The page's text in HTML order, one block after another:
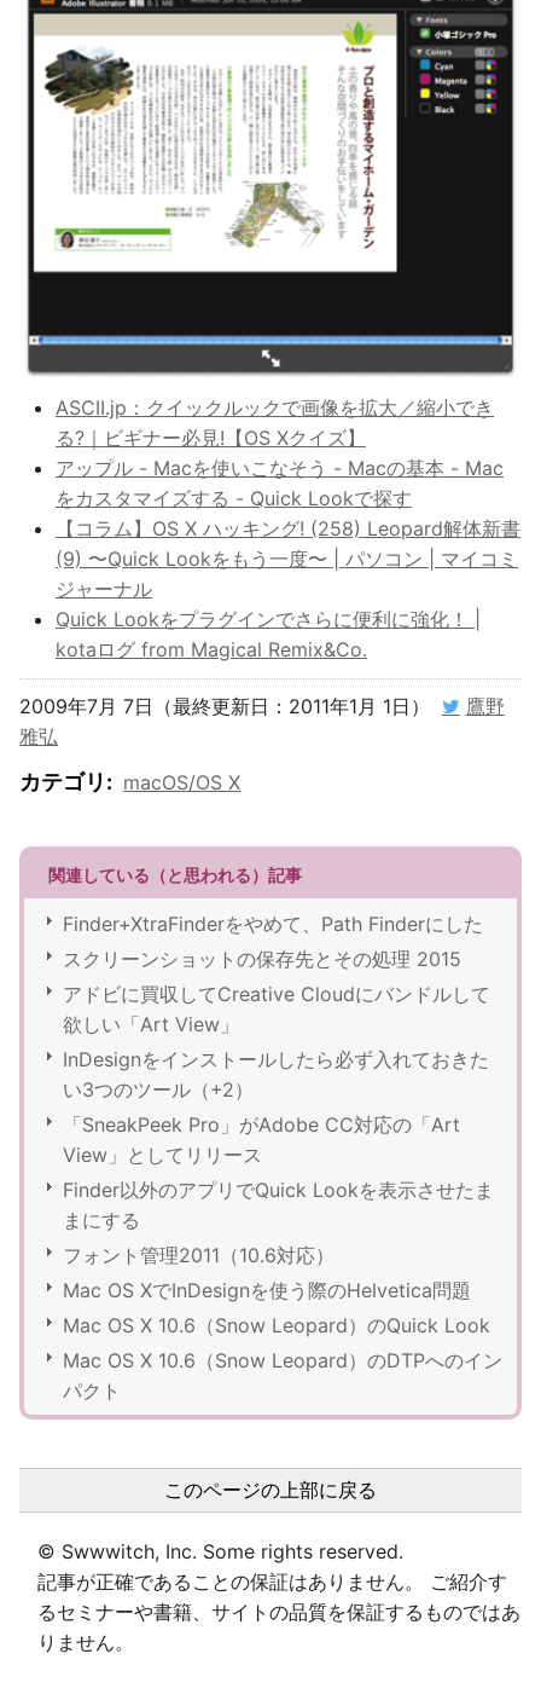
ASCII.jp：クイックルックで画像を拡大／縮小でき
る?｜ビギナー必見!【OS Xクイズ】
アップル - Macを使いこなそう - Macの基本 - Mac
をカスタマイズする - Quick Lookで探す
【コラム】OS X ハッキング! (258) Leopard解体新書
(9) 〜Quick Lookをもう一度〜 | パソコン | マイコミ
ジャーナル
Quick Lookをプラグインでさらに便利に強化！ |
kotaログ from Magical Remix&Co.
2009年7月 7日（最終更新日：2011年1月 1日）
鷹野
雅弘
カテゴリ : macOS/OS X
関連している（と思われる）記事
Finder+XtraFinderをやめて、Path Finderにした
スクリーンショットの保存先とその処理 2015
アドビに買収してCreative Cloudにバンドルして
欲しい「Art View」
InDesignをインストールしたら必ず入れておきた
い3つのツール（+2）
「SneakPeek Pro」がAdobe CC対応の「Art
View」としてリリース
Finder以外のアプリでQuick Lookを表示させたま
まにする
フォント管理2011（10.6対応）
Mac OS XでInDesignを使う際のHelvetica問題
Mac OS X 10.6（Snow Leopard）のQuick Look
Mac OS X 10.6（Snow Leopard）のDTPへのイン
パクト
このページの上部に戻る
© Swwwitch, Inc. Some rights reserved.
記事が正確であることの保証はありません。 ご紹介す
るセミナーや書籍、サイトの品質を保証するものではあ
りません。